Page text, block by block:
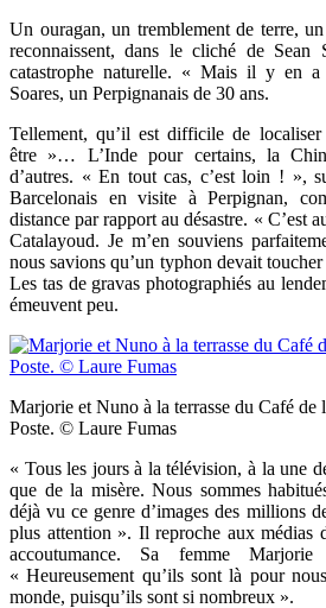
Un ouragan, un tremblement de terre,
reconnaissent, dans le cliché de Sean
catastrophe naturelle. « Mais il y en
Soares, un Perpignanais de 30 ans.
Tellement, qu’il est difficile de
être »… L’Inde pour certains, la
d’autres. « En tout cas, c’est loin ! »,
Barcelonais en visite à Perpignan,
distance par rapport au désastre. « C’est
Catalayoud. Je m’en souviens
nous savions qu’un typhon devait
Les tas de gravas photographiés au
émeuvent peu.
Marjorie et Nuno à la terrasse du Café de
Poste. © Laure Fumas
« Tous les jours à la télévision, à la une
que de la misère. Nous sommes
déjà vu ce genre d’images des millions
plus attention ». Il reproche aux médias
accoutumance. Sa femme
« Heureusement qu’ils sont là pour
monde, puisqu’ils sont si nombreux ».